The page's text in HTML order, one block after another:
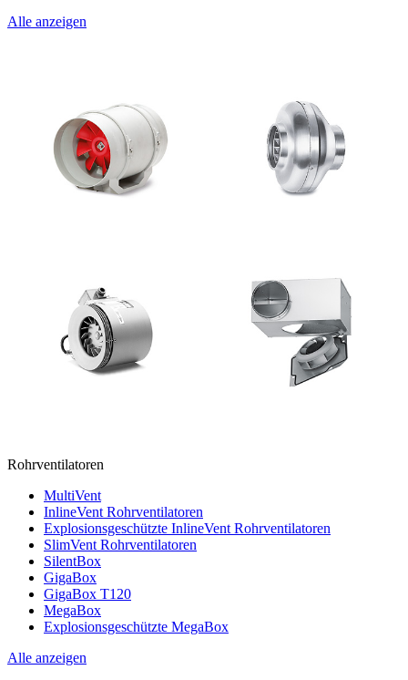
Alle anzeigen
Rohrventilatoren
MultiVent
InlineVent Rohrventilatoren
Explosionsgeschützte InlineVent Rohrventilatoren
SlimVent Rohrventilatoren
SilentBox
GigaBox
GigaBox T120
MegaBox
Explosionsgeschützte MegaBox
Alle anzeigen